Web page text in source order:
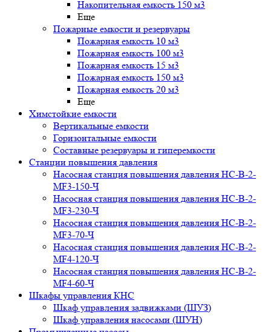
Накопительная емкость 150 м3
Еще
Пожарные емкости и резервуары
Пожарная емкость 10 м3
Пожарная емкость 100 м3
Пожарная емкость 15 м3
Пожарная емкость 150 м3
Пожарная емкость 20 м3
Еще
Химстойкие емкости
Вертикальные емкости
Горизонтальные емкости
Составные резервуары и гиперемкости
Станции повышения давления
Насосная станция повышения давления НС-В-2-
MF3-150-Ч
Насосная станция повышения давления НС-В-2-
MF3-230-Ч
Насосная станция повышения давления НС-В-2-
MF3-70-Ч
Насосная станция повышения давления НС-В-2-
MF4-120-Ч
Насосная станция повышения давления НС-В-2-
MF4-60-Ч
Шкафы управления КНС
Шкаф управления задвижками (ШУЗ)
Шкаф управления насосами (ШУН)